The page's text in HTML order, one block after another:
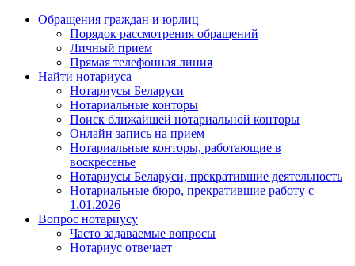
Обращения граждан и юрлиц
Порядок рассмотрения обращений
Личный прием
Прямая телефонная линия
Найти нотариуса
Нотариусы Беларуси
Нотариальные конторы
Поиск ближайшей нотариальной конторы
Онлайн запись на прием
Нотариальные конторы, работающие в
воскресенье
Нотариусы Беларуси, прекратившие деятельность
Нотариальные бюро, прекратившие работу с
1.01.2026
Вопрос нотариусу
Часто задаваемые вопросы
Нотариус отвечает